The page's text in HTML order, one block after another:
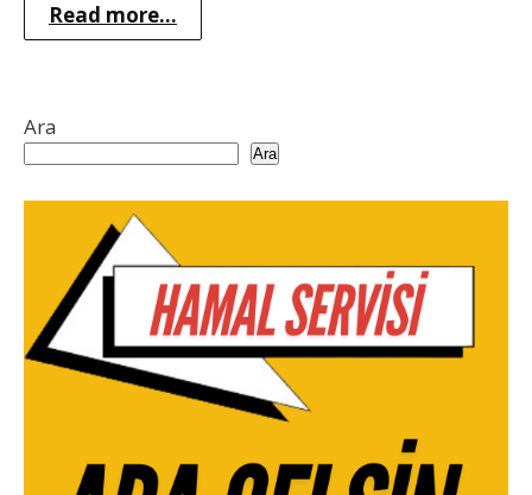
Read more...
Ara
Ara